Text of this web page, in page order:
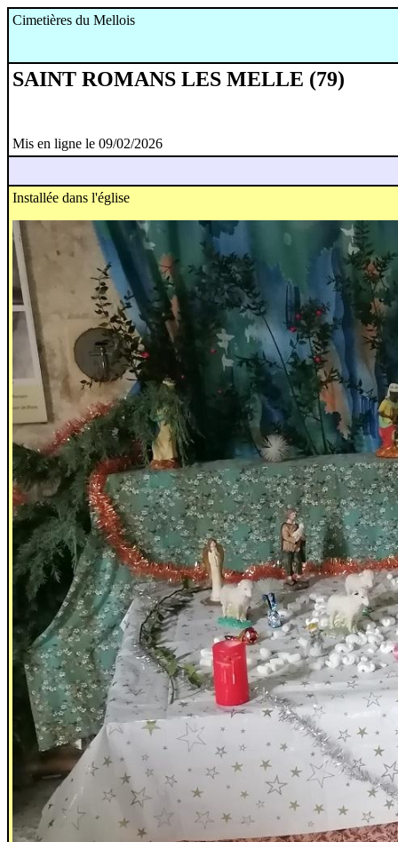
Cimetières du Mellois
SAINT ROMANS LES MELLE (79)
Mis en ligne le 09/02/2026
Installée dans l'église